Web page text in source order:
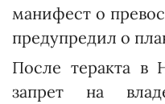
манифест о
предупредил о
После теракта в
запрет на